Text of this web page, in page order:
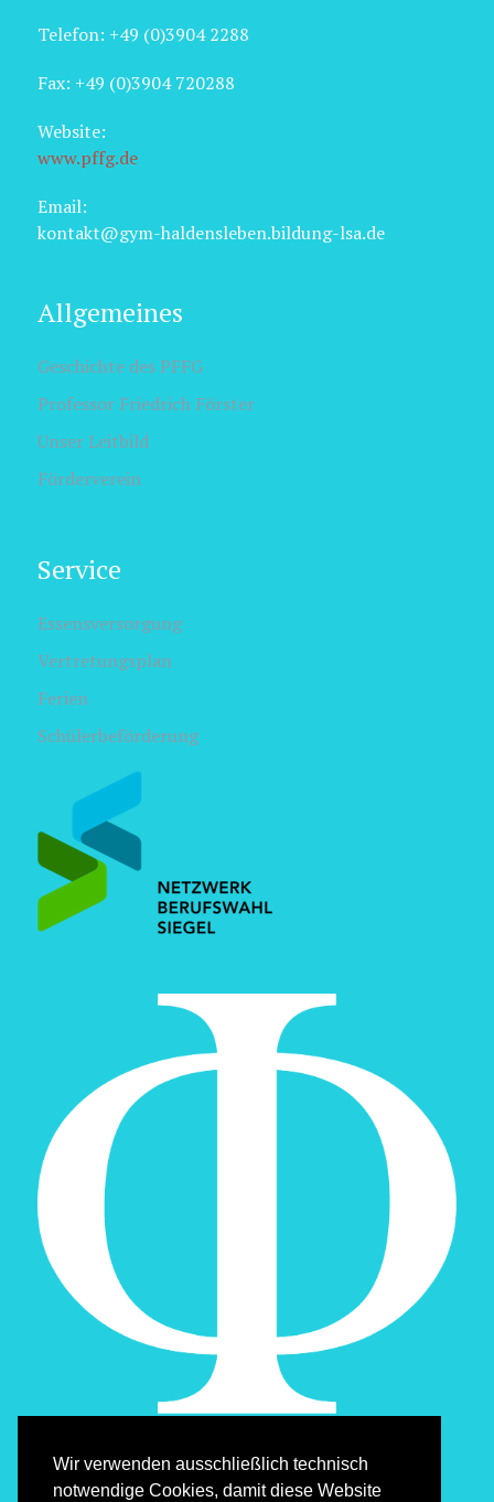
Wir verwenden ausschließlich technisch
notwendige Cookies, damit diese Website
Telefon: +49 (0)3904 2288
Fax: +49 (0)3904 720288
Website:
www.pffg.de
Email:
kontakt@gym-haldensleben.bildung-lsa.de
Allgemeines
Geschichte des PFFG
Professor Friedrich Förster
Unser Leitbild
Förderverein
Service
Essensversorgung
Vertretungsplan
Ferien
Schülerbeförderung